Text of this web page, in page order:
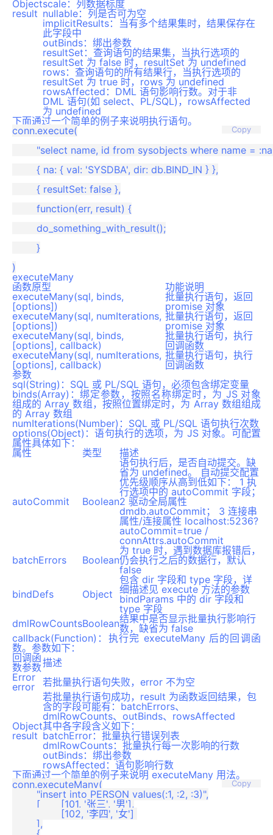
Object
result
scale：列数据标度
nullable：列是否可为空
implicitResults：当有多个结果集时，结果保存在
此字段中
outBinds：绑出参数
resultSet：查询语句的结果集，当执行选项的
resultSet 为 false 时，resultSet 为 undefined
rows：查询语句的所有结果行，当执行选项的
resultSet 为 true 时，rows 为 undefined
rowsAffected：DML 语句影响行数。对于非
DML 语句(如 select、PL/SQL)，rowsAffected
为 undefined
下面通过一个简单的例子来说明执行语句。
Copy
conn.execute(
executeMany
函数原型
功能说明
executeMany(sql, binds,
[options])
批量执行语句，返回
promise 对象
executeMany(sql, numIterations,
[options])
批量执行语句，返回
promise 对象
executeMany(sql, binds,
[options], callback)
批量执行语句，执行
回调函数
executeMany(sql, numIterations,
[options], callback)
批量执行语句，执行
回调函数
参数
sql(String)：SQL 或 PL/SQL 语句，必须包含绑定变量
binds(Array)：绑定参数，按照名称绑定时，为 JS 对象
组成的 Array 数组，按照位置绑定时，为 Array 数组组成
的 Array 数组
numIterations(Number)：SQL 或 PL/SQL 语句执行次数
options(Object)：语句执行的选项，为 JS 对象。可配置
属性具体如下：
属性
类型 描述
autoCommit Boolean
语句执行后，是否自动提交。缺
省为 undefined。 自动提交配置
优先级顺序从高到低如下： 1 执
行选项中的 autoCommit 字段；
2 驱动全局属性
dmdb.autoCommit； 3 连接串
属性/连接属性 localhost:5236?
autoCommit=true /
connAttrs.autoCommit
batchErrors
Boolean
为 true 时，遇到数据库报错后，
仍会执行之后的数据行，默认
false
bindDefs
Object
包含 dir 字段和 type 字段，详
细描述见 execute 方法的参数
bindParams 中的 dir 字段和
type 字段
dmlRowCountsBoolean结果中是否显示批量执行影响行
数，缺省为 false
callback(Function)：执行完 executeMany 后的回调函
数。参数如下：
回调函
数参数描述
Error
error
若批量执行语句失败，error 不为空
Object
result
若批量执行语句成功，result 为函数返回结果，包
含的字段可能有：batchErrors、
dmlRowCounts、outBinds、rowsAffected
其中各字段含义如下：
batchError：批量执行错误列表
dmlRowCounts：批量执行每一次影响的行数
outBinds：绑出参数
rowsAffected：语句影响行数
下面通过一个简单的例子来说明 executeMany 用法。
Copy
conn.executeMany(